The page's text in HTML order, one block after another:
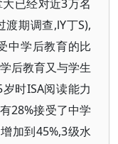
已经对近3万名
期调查,lY丁S),
中学后教育的比
后教育又与学生
时ISA阅读能力
28%接受了中学
加到45%,3级水